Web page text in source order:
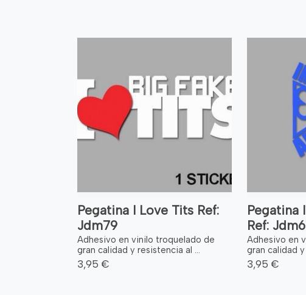
Pegatina I Love Tits Ref:
Jdm79
Adhesivo en vinilo troquelado de
gran calidad y resistencia al ...
3,95 €
Pegatina
Ref:
Adhesivo en
gran calidad
3,95 €